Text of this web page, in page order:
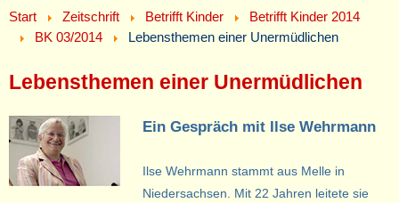
Start Zeitschrift Betrifft Kinder
Betrifft Kinder 2014
BK 03/2014
Lebensthemen einer Unermüdlichen
Lebensthemen einer Unermüdlichen
Ein Gespräch mit Ilse Wehrmann
Ilse Wehrmann stammt aus Melle in
Niedersachsen. Mit 22 Jahren leitete sie